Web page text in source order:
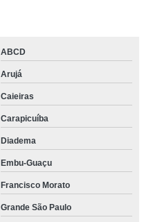
ABCD
Arujá
Caieiras
Carapicuíba
Diadema
Embu-Guaçu
Francisco Morato
Grande São Paulo